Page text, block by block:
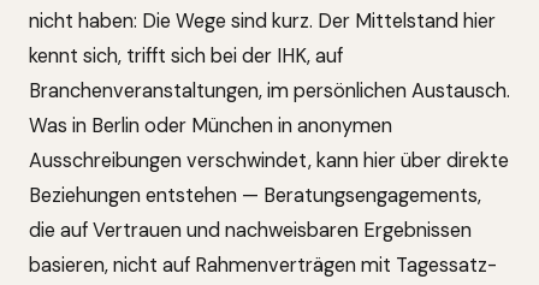
nicht haben: Die Wege sind kurz. Der Mittelstand hier
kennt sich, trifft sich bei der IHK, auf
Branchenveranstaltungen, im persönlichen Austausch.
Was in Berlin oder München in anonymen
Ausschreibungen verschwindet, kann hier über direkte
Beziehungen entstehen — Beratungsengagements,
die auf Vertrauen und nachweisbaren Ergebnissen
basieren, nicht auf Rahmenverträgen mit Tagessatz-